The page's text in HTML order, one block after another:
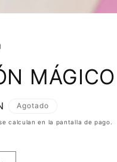
MÁGICO
Agotado
calculan en la pantalla de pago.